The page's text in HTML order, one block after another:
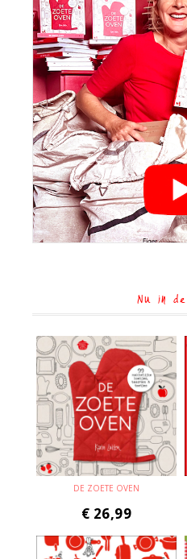
Nu in
DE ZOETE OVEN
€ 26,99